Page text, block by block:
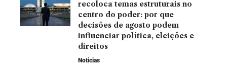
recoloca temas estruturais no
centro do poder: por que
decisões de agosto podem
influenciar política, eleições e
direitos
Noticias